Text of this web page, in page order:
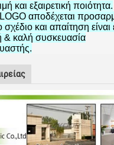
και εξαιρετική ποιότητα.
αποδέχεται
και απαίτηση
& καλή συσκευασία